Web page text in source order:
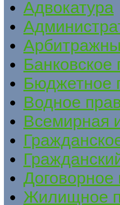
Адвокатура
Банковское
Бюджетное
Водное
Всемирная
Договорное
Жилищное